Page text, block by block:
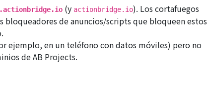
(y actionbridge.io). Los cortafuegos
bloqueadores de anuncios/scripts que bloqueen estos
ejemplo, en un teléfono con datos móviles) pero no
de AB Projects.